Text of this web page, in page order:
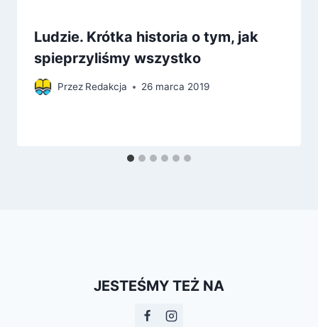
Ludzie. Krótka historia o tym, jak
spieprzyliśmy wszystko
Przez Redakcja 26 marca 2019
JESTEŚMY TEŻ NA